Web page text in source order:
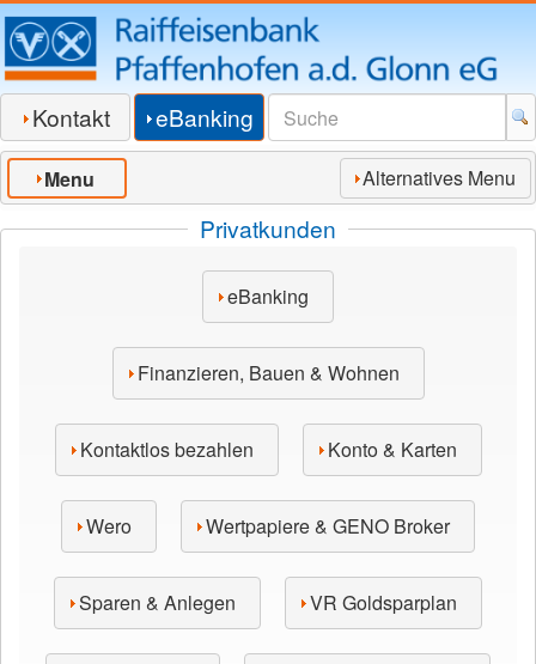
Kontakt eBanking
Menu Alternatives Menu
Privatkunden
eBanking
Finanzieren, Bauen & Wohnen
Kontaktlos bezahlen Konto & Karten
Wero Wertpapiere & GENO Broker
Sparen & Anlegen VR Goldsparplan